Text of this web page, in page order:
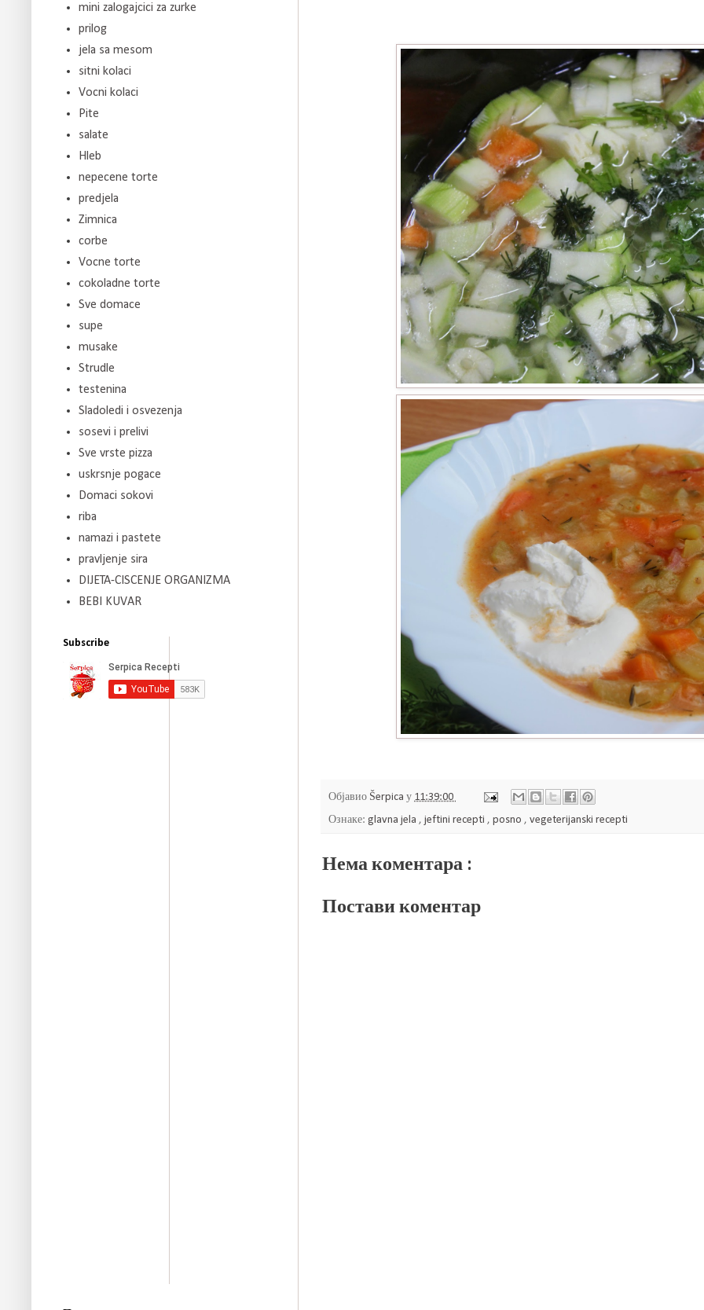
Објавио Šerpica у 11:39:00
Ознаке: glavna jela , jeftini recepti , posno , vegeterijanski recepti
Нема коментара :
Постави коментар
mini zalogajcici za zurke
prilog
jela sa mesom
sitni kolaci
Vocni kolaci
Pite
salate
Hleb
nepecene torte
predjela
Zimnica
corbe
Vocne torte
cokoladne torte
Sve domace
supe
musake
Strudle
testenina
Sladoledi i osvezenja
sosevi i prelivi
Sve vrste pizza
uskrsnje pogace
Domaci sokovi
riba
namazi i pastete
pravljenje sira
DIJETA-CISCENJE ORGANIZMA
BEBI KUVAR
Subscribe